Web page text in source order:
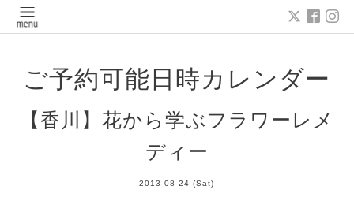
ご予約可能日時カレンダー
【香川】花から学ぶフラワーレメ
ディー
2013-08-24 (Sat)